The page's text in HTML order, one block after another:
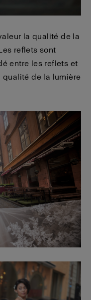
la qualité de la
reflets sont
entre les reflets et
qualité de la lumière